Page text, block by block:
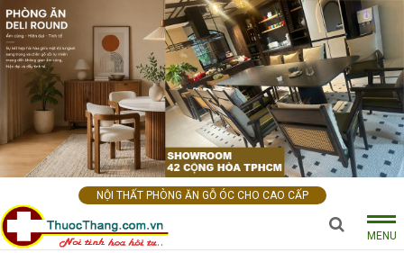
NỘI THẤT PHÒNG ĂN GỖ ÓC CHO CAO CẤP
MENU